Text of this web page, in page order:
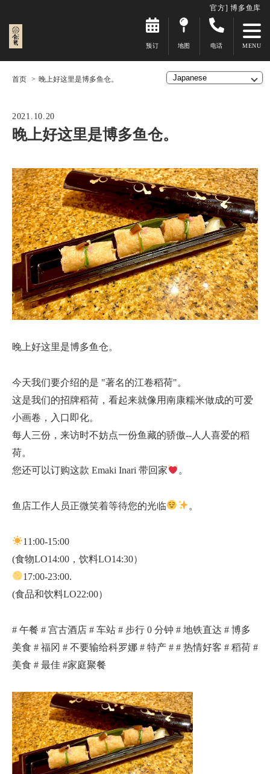
官方] 博多鱼库
预订 地图 电话
首页 晚上好这里是博多鱼仓。
2021.10.20
晚上好这里是博多鱼仓。
晚上好这里是博多鱼仓。
今天我们要介绍的是 "著名的江卷稻荷"。
这是我们的招牌稻荷，看起来就像用南康糯米做成的可爱
小画卷，入口即化。
每人三份，来访时不妨点一份鱼藏的骄傲--人人喜爱的稻
荷。
您还可以订购这款 Emaki Inari 带回家
。
鱼店工作人员正微笑着等待您的光临 。
11:00-15:00
(食物LO14:00，饮料LO14:30）
17:00-23:00.
(食品和饮料LO22:00）
# 午餐 # 宫古酒店 # 车站 # 步行 0 分钟 # 地铁直达 # 博多
美食 # 福冈 # 不要输给科罗娜 # 特产 # # 热情好客 # 稻荷 #
美食 # 最佳 #家庭聚餐